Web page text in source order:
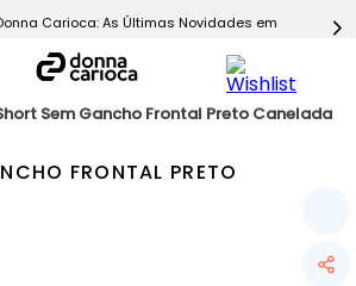
Carioca: As Últimas Novidades em Moda
Sem Gancho Frontal Preto Canelada
FRONTAL PRETO